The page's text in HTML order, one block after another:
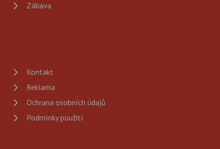
Zábava
Kontakt
Reklama
Ochrana osobních údajů
Podmínky použití